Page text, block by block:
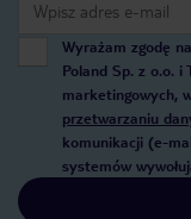
Wyrażam zgodę
Poland Sp. z o.o.
marketingowych,
przetwarzaniu
komunikacji (e-
systemów